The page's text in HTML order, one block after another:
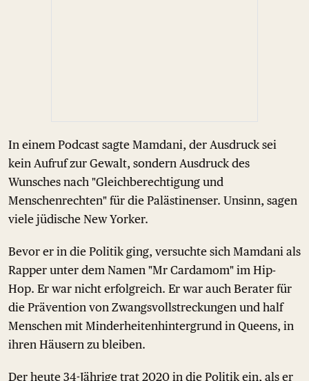
In einem Podcast sagte Mamdani, der Ausdruck sei
kein Aufruf zur Gewalt, sondern Ausdruck des
Wunsches nach "Gleichberechtigung und
Menschenrechten" für die Palästinenser. Unsinn, sagen
viele jüdische New Yorker.
Bevor er in die Politik ging, versuchte sich Mamdani als
Rapper unter dem Namen "Mr Cardamom" im Hip-
Hop. Er war nicht erfolgreich. Er war auch Berater für
die Prävention von Zwangsvollstreckungen und half
Menschen mit Minderheitenhintergrund in Queens, in
ihren Häusern zu bleiben.
Der heute 34-Jährige trat 2020 in die Politik ein, als er